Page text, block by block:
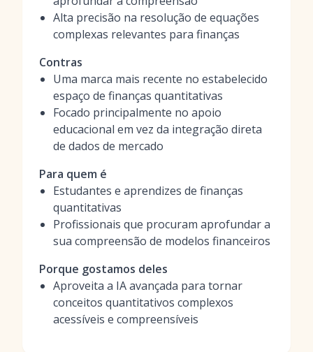
Alta precisão na resolução de equações
complexas relevantes para finanças
Contras
Uma marca mais recente no estabelecido
espaço de finanças quantitativas
Focado principalmente no apoio
educacional em vez da integração direta
de dados de mercado
Para quem é
Estudantes e aprendizes de finanças
quantitativas
Profissionais que procuram aprofundar a
sua compreensão de modelos financeiros
Porque gostamos deles
Aproveita a IA avançada para tornar
conceitos quantitativos complexos
acessíveis e compreensíveis